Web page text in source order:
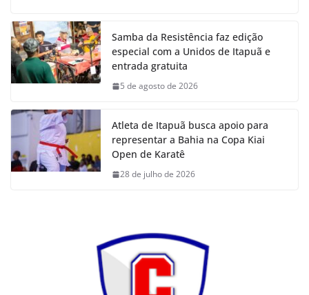
Samba da Resistência faz edição
especial com a Unidos de Itapuã e
entrada gratuita
5 de agosto de 2026
Atleta de Itapuã busca apoio para
representar a Bahia na Copa Kiai
Open de Karatê
28 de julho de 2026